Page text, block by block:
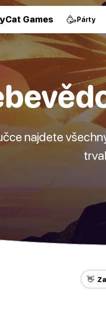
Games 🥳Párty
najdete
👋